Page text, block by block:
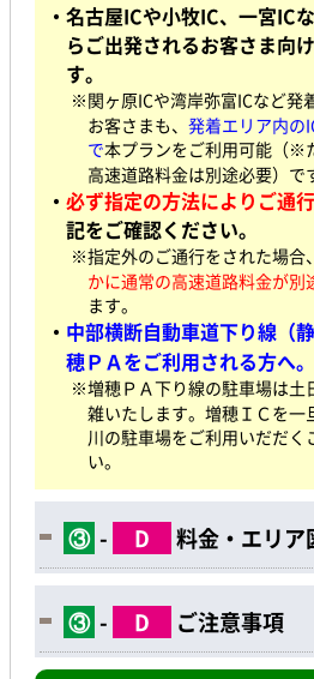
・名古屋ICや小牧IC、一宮IC
らご出発されるお客さま向
す。
※関ヶ原ICや湾岸弥富ICなど発
お客さまも、 発着エリア内の
で本プランをご利用可能（※
高速道路料金は別途必要）で
・ 必ず指定の方法によりご通行
記をご確認ください。
※指定外のご通行をされた場合、
かに通常の高速道路料金が別
ます。
・ 中部横断自動車道下り線（
穂ＰＡをご利用される方へ。
※増穂ＰＡ下り線の駐車場は土
雑いたします。増穂ＩＣを一
川の駐車場をご利用いだだく
い。
③ - D 料金・エリア
③ - D ご注意事項